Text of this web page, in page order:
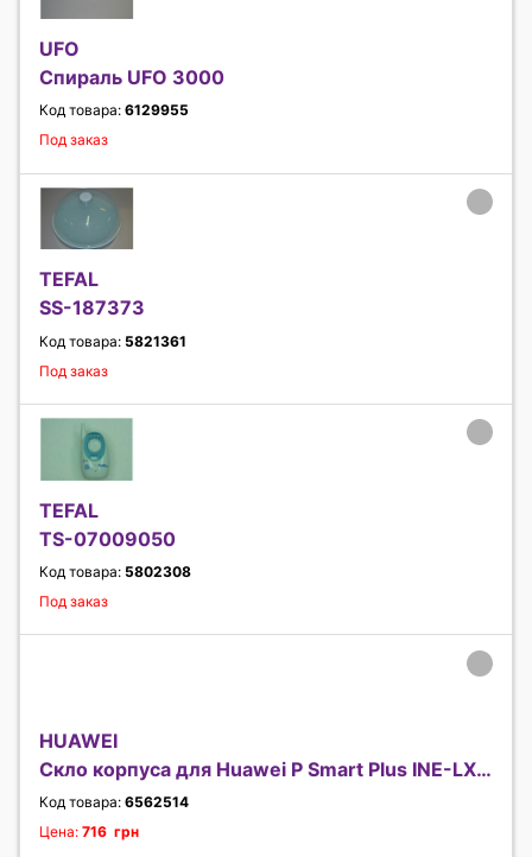
UFO
Спираль UFO 3000
Код товара: 6129955
Под заказ
TEFAL
SS-187373
Код товара: 5821361
Под заказ
TEFAL
TS-07009050
Код товара: 5802308
Под заказ
HUAWEI
Скло корпуса для Huawei P Smart Plus INE-LX1, чорн
Код товара: 6562514
Цена: 716 грн